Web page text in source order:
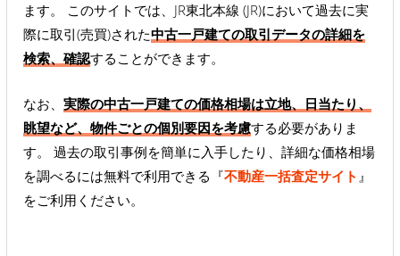
ます。 このサイトでは、JR東北本線 (JR)において過去に実
際に取引(売買)された中古一戸建ての取引データの詳細を
検索、確認することができます。
なお、 実際の中古一戸建ての価格相場は立地、日当たり、
眺望など、物件ごとの個別要因を考慮する必要がありま
す。 過去の取引事例を簡単に入手したり、詳細な価格相場
を調べるには無料で利用できる『不動産一括査定サイト 』
をご利用ください。